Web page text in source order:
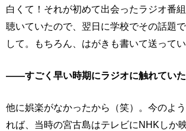
白くて！それが初めて出会ったラジオ番
聴いていたので、翌日に学校でその話題
して。もちろん、はがきも書いて送ってい
――すごく早い時期にラジオに触れていた
他に娯楽がなかったから（笑）。今のよ
れば、当時の宮古島はテレビにNHKしか